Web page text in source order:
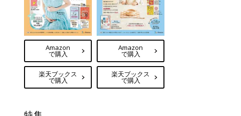
Amazon
で購入
楽天ブックス
で購入
Amazon
で購入
楽天ブックス
で購入